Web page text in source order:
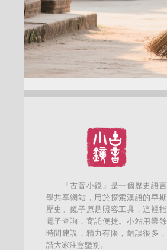
「古音小鏡」是一個歷史語言
學共享網站，用於探索漢語的早期
歷史。鏡子原是照容工具，這裡指
電子查詢，寄託便捷。小站用業餘
時間建設，精力有限，錯誤很多，
請大家注意鑒別。